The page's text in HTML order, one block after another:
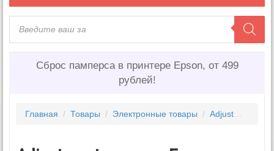
Сброс памперса в принтере Epson, от 499
рублей!
Главная / Товары / Электронные товары / Adjustment program EPSON